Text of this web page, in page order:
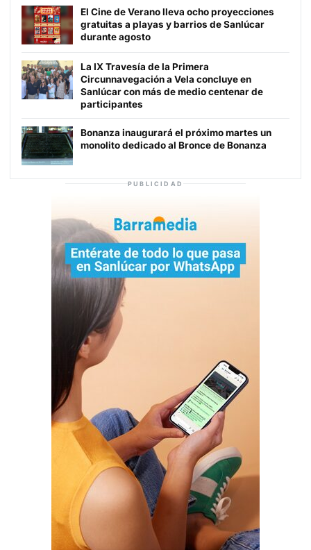
El Cine de Verano lleva ocho proyecciones
gratuitas a playas y barrios de Sanlúcar
durante agosto
La IX Travesía de la Primera
Circunnavegación a Vela concluye en
Sanlúcar con más de medio centenar de
participantes
Bonanza inaugurará el próximo martes un
monolito dedicado al Bronce de Bonanza
PUBLICIDAD